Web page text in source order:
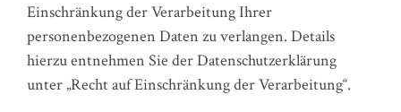
Einschränkung der Verarbeitung Ihrer
personenbezogenen Daten zu verlangen. Details
hierzu entnehmen Sie der Datenschutzerklärung
unter „Recht auf Einschränkung der Verarbeitung“.